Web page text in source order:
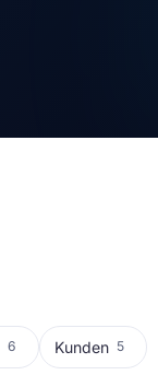
6 Kunden 5